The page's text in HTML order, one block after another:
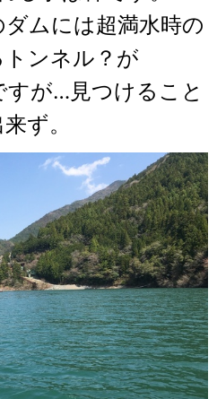
ムには超満水時の
ンネル？が
が…見つけること
ず。